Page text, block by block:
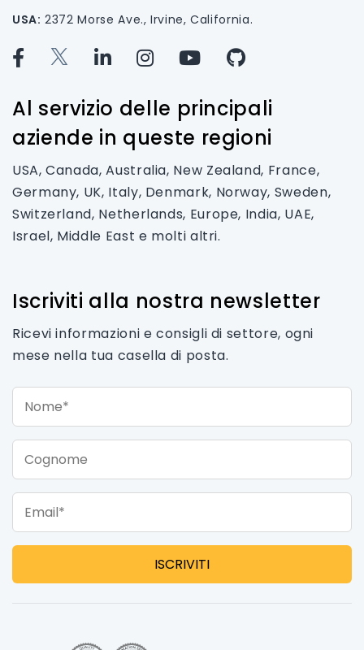
USA: 2372 Morse Ave., Irvine, California.
Al servizio delle principali
aziende in queste regioni
USA, Canada, Australia, New Zealand, France,
Germany, UK, Italy, Denmark, Norway, Sweden,
Switzerland, Netherlands, Europe, India, UAE,
Israel, Middle East e molti altri.
Iscriviti alla nostra newsletter
Ricevi informazioni e consigli di settore, ogni
mese nella tua casella di posta.
Nome*
Cognome
Email*